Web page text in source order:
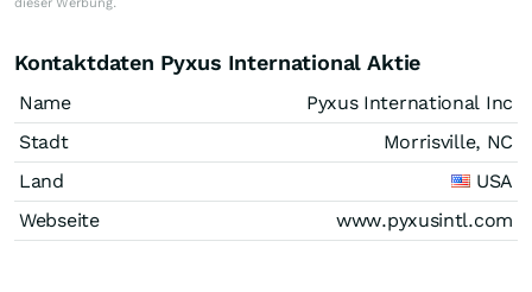
Kontaktdaten Pyxus International Aktie
Name
Pyxus International Inc
Stadt
Morrisville, NC
Land
USA
Webseite
www.pyxusintl.com